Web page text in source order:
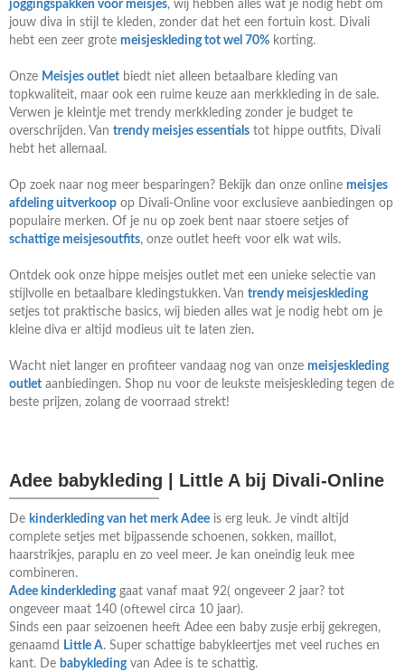
joggingspakken voor meisjes, wij hebben alles wat je nodig hebt om
jouw diva in stijl te kleden, zonder dat het een fortuin kost. Divali
hebt een zeer grote meisjeskleding tot wel 70% korting.
Onze Meisjes outlet biedt niet alleen betaalbare kleding van
topkwaliteit, maar ook een ruime keuze aan merkkleding in de sale.
Verwen je kleintje met trendy merkkleding zonder je budget te
overschrijden. Van trendy meisjes essentials tot hippe outfits, Divali
hebt het allemaal.
Op zoek naar nog meer besparingen? Bekijk dan onze online meisjes
afdeling uitverkoop op Divali-Online voor exclusieve aanbiedingen op
populaire merken. Of je nu op zoek bent naar stoere setjes of
schattige meisjesoutfits, onze outlet heeft voor elk wat wils.
Ontdek ook onze hippe meisjes outlet met een unieke selectie van
stijlvolle en betaalbare kledingstukken. Van trendy meisjeskleding
setjes tot praktische basics, wij bieden alles wat je nodig hebt om je
kleine diva er altijd modieus uit te laten zien.
Wacht niet langer en profiteer vandaag nog van onze meisjeskleding
outlet aanbiedingen. Shop nu voor de leukste meisjeskleding tegen de
beste prijzen, zolang de voorraad strekt!
Adee babykleding | Little A bij Divali-Online
De kinderkleding van het merk Adee is erg leuk. Je vindt altijd
complete setjes met bijpassende schoenen, sokken, maillot,
haarstrikjes, paraplu en zo veel meer. Je kan oneindig leuk mee
combineren.
Adee kinderkledinggaat vanaf maat 92( ongeveer 2 jaar? tot
ongeveer maat 140 (oftewel circa 10 jaar).
Sinds een paar seizoenen heeft Adee een baby zusje erbij gekregen,
genaamd
Little A. Super schattige babykleertjes met veel ruches en
kant. De babykledingvan Adee is te schattig.